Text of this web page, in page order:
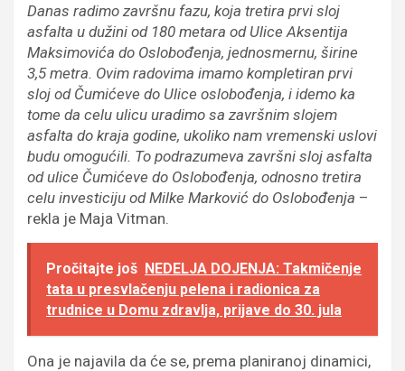
Danas radimo završnu fazu, koja tretira prvi sloj
asfalta u dužini od 180 metara od Ulice Aksentija
Maksimovića do Oslobođenja, jednosmernu, širine
3,5 metra. Ovim radovima imamo kompletiran prvi
sloj od Čumićeve do Ulice oslobođenja, i idemo ka
tome da celu ulicu uradimo sa završnim slojem
asfalta do kraja godine, ukoliko nam vremenski uslovi
budu omogućili. To podrazumeva završni sloj asfalta
od ulice Čumićeve do Oslobođenja, odnosno tretira
celu investiciju od Milke Marković do Oslobođenja –
rekla je Maja Vitman.
Pročitajte još NEDELJA DOJENJA: Takmičenje
tata u presvlačenju pelena i radionica za
trudnice u Domu zdravlja, prijave do 30. jula
Ona je najavila da će se, prema planiranoj dinamici,